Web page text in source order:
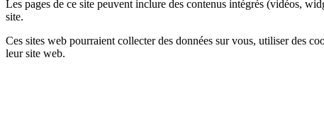
Les pages de ce site peuvent inclure des contenus intégrés (vidéos,
site.
Ces sites web pourraient collecter des données sur vous, utiliser des
leur site web.